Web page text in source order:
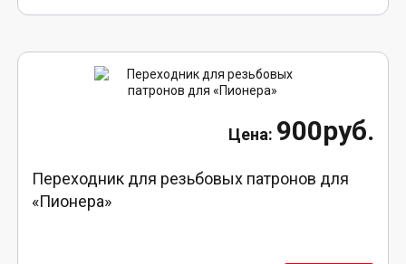
900руб.
Переходник для резьбовых патронов для
«Пионера»